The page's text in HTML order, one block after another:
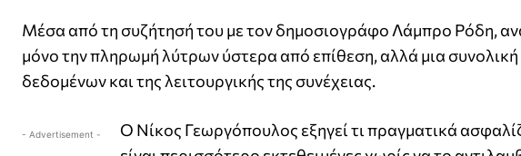
Μέσα από τη συζήτησή του με τον δημοσιογράφο Λάμπρο Ρόδη,
μόνο την πληρωμή λύτρων ύστερα από επίθεση, αλλά μια
δεδομένων και της λειτουργικής της συνέχειας.
- Advertisement -
Ο Νίκος Γεωργόπουλος εξηγεί τι πραγματικά